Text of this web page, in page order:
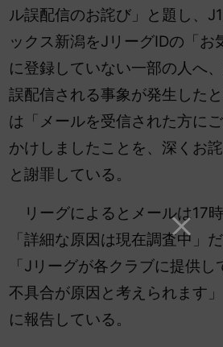
ル誤配信のお詫び」と題し、
ックス新潟をJリーグIDの「お
に登録していない一部の人へ
誤配信される事象が発生した
は「メールを受信された方に
かけしましたことを、深くお
と謝罪している。
リーグによるとメールは17時
「詳細な原因は現在調査中」
「Jリーグが各クラブに提供
不具合が原因と考えられます
に報告している。